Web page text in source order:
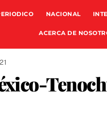
NACIONAL
ACERCA DE